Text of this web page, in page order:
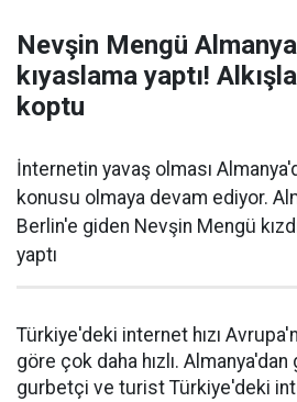
Nevşin Mengü
kıyaslama yaptı!
koptu
İnternetin yavaş olması
konusu olmaya devam ediyor.
Berlin'e giden Nevşin Mengü
yaptı
Türkiye'deki internet hızı
göre çok daha hızlı.
gurbetçi ve turist Türkiye'deki